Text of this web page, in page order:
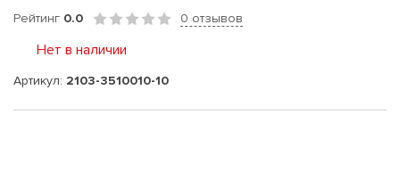
Рейтинг 0.0 0 отзывов
Нет в наличии
Артикул: 2103-3510010-10